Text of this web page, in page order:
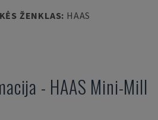
ŽENKLAS: HAAS
- HAAS Mini-Mill